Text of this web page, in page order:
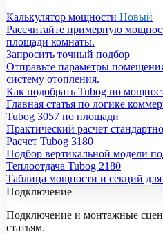
Калькулятор мощности Новый
Рассчитайте примерную
площади комнаты.
Запросить точный подбор
Отправьте параметры
систему отопления.
Как подобрать Tubog по
Главная статья по логике
Tubog 3057 по площади
Практический расчет
Расчет Tubog 3180
Подбор вертикальной модели
Теплоотдача Tubog 2180
Таблица мощности и секций для
Подключение
Подключение и монтажные
статьям.